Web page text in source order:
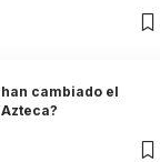
cambiado el